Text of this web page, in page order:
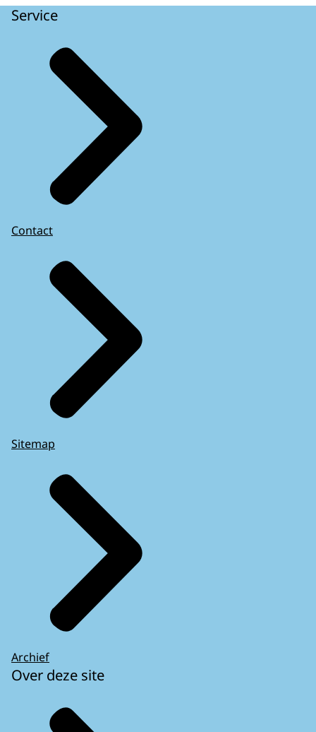
Service
Contact
Sitemap
Archief
Over deze site